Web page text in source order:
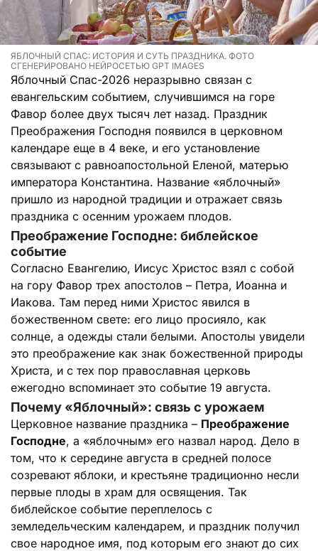
ЯБЛОЧНЫЙ СПАС: ИСТОРИЯ И СУТЬ ПРАЗДНИКА. ФОТО
СГЕНЕРИРОВАНО НЕЙРОСЕТЬЮ GPT IMAGES
Яблочный Спас-2026 неразрывно связан с
евангельским событием, случившимся на горе
Фавор более двух тысяч лет назад. Праздник
Преображения Господня появился в церковном
календаре еще в 4 веке, и его установление
связывают с равноапостольной Еленой, матерью
императора Константина. Название «яблочный»
пришло из народной традиции и отражает связь
праздника с осенним урожаем плодов.
Преображение Господне: библейское
событие
Согласно Евангелию, Иисус Христос взял с собой
на гору Фавор трех апостолов – Петра, Иоанна и
Иакова. Там перед ними Христос явился в
божественном свете: его лицо просияло, как
солнце, а одежды стали белыми. Апостолы увидели
это преображение как знак божественной природы
Христа, и с тех пор православная церковь
ежегодно вспоминает это событие 19 августа.
Почему «Яблочный»: связь с урожаем
Церковное название праздника – Преображение
Господне, а «яблочным» его назвал народ. Дело в
том, что к середине августа в средней полосе
созревают яблоки, и крестьяне традиционно несли
первые плоды в храм для освящения. Так
библейское событие переплелось с
земледельческим календарем, и праздник получил
свое народное имя, под которым его знают до сих